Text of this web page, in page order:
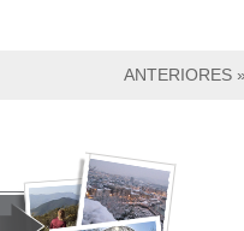
ANTERIORES